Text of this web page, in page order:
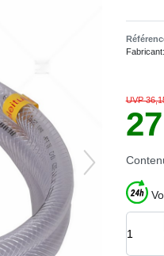
Fabricant:
UVP